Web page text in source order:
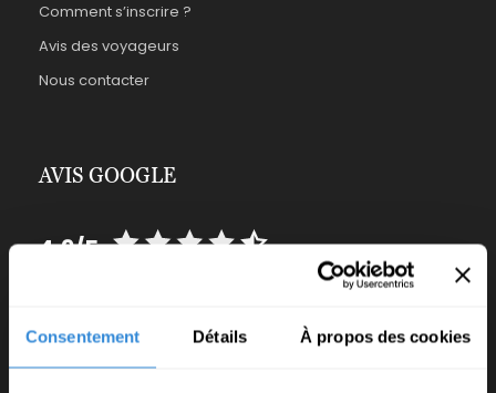
Consentement Détails À propos des cookies
Comment s’inscrire ?
Avis des voyageurs
Nous contacter
AVIS GOOGLE
4,9/5
Voyages Intérieurs est une agence de voyages